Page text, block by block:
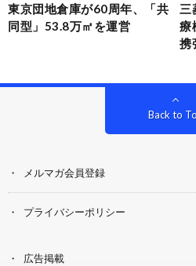
東京団地倉庫が60周年、「共
同型」53.8万㎡を運営
三
療
携
Back to
メルマガ会員登録
プライバシーポリシー
広告掲載